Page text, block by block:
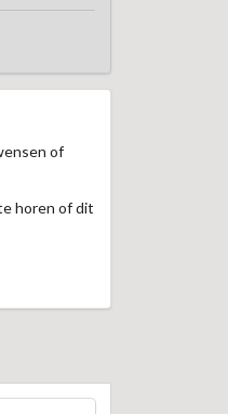
of
horen of dit